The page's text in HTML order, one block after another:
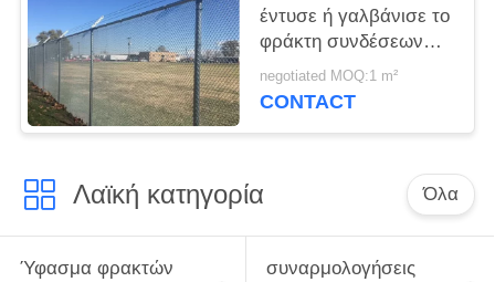
έντυσε ή γαλβάνισε το
φράκτη συνδέσεων
αλυσίδων γηπέδου
αντισφαίρισης
negotiated MOQ:1 m²
CONTACT
Λαϊκή κατηγορία Όλα
Ύφασμα φρακτών
συναρμολογήσεις